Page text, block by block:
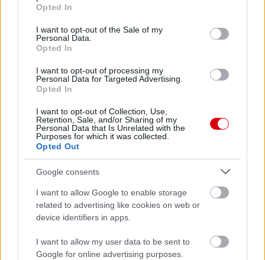
use your data for below specified purposes in below Google
consent section.
Opted In
I want to opt-out of the Sale of my
Personal Data.
Opted In
I want to opt-out of processing my
Personal Data for Targeted Advertising.
Opted In
I want to opt-out of Collection, Use,
Retention, Sale, and/or Sharing of my
Personal Data that Is Unrelated with the
Purposes for which it was collected.
Opted Out
Google consents
I want to allow Google to enable storage
related to advertising like cookies on web or
device identifiers in apps.
I want to allow my user data to be sent to
Google for online advertising purposes.
Meccs Center
Paris Saint-Germain
Manchester United
Nya Ullevi, Göteborg
2026-08-08 17:00